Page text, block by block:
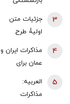
طلا و سکه با
اونس جهانی
بالا رفتند |
سیگنال‌های
رسید!
سال بیشتر کار
کنند
جزئیات متن
اولیۀ طرح
مدیریت تنگه
هرمز منتشر
شد
3
مذاکرات ایران و
عمان برای
تنگه هرمز /
4
العربیه:
مذاکرات
5